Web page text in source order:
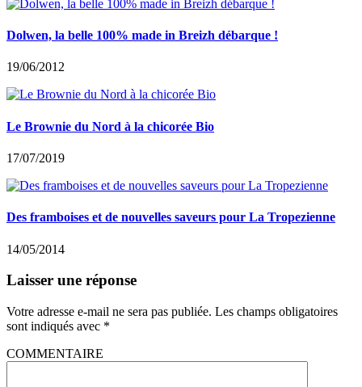
Dolwen, la belle 100% made in Breizh débarque !
19/06/2012
Le Brownie du Nord à la chicorée Bio
17/07/2019
Des framboises et de nouvelles saveurs pour La Tropezienne
14/05/2014
Laisser une réponse
Votre adresse e-mail ne sera pas publiée. Les champs obligatoires
sont indiqués avec *
COMMENTAIRE